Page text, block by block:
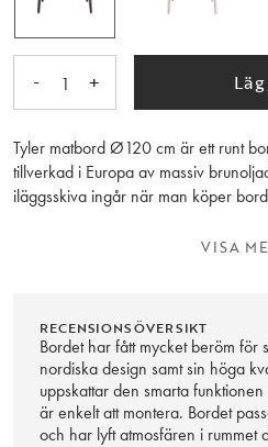
- 1 +
Tyler matbord Ø120 cm är ett runt
tillverkad i Europa av massiv
iläggsskiva ingår när man köper
210 cm. Finns i flera storlekar.
Matbordet har blivit behandlat med
tålig yta och står emot slitage väl.
behöver ytterligare behandling
bordets skönhet rekommenderar vi i
med RUBIO Surface Care för
behov) samt RUBIO Refresh Eco för
VISA
RECENSIONSÖVERSIKT
Bordet har fått mycket beröm för
nordiska design samt sin höga
uppskattar den smarta
är enkelt att montera. Bordet
och har lyft atmosfären i rummet